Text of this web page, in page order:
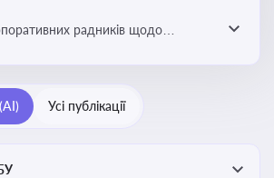
радників щодо
і міноритарних акціонерів,
полі на корпоративне
Усі публікації